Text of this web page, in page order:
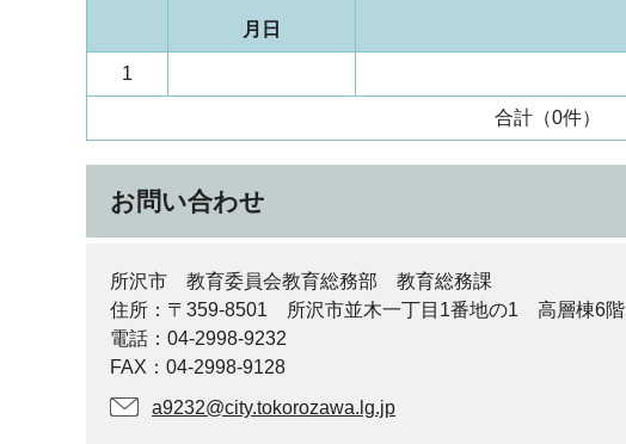
月日
1
合計（0件）
お問い合わせ
所沢市 教育委員会教育総務部 教育総務課
住所：〒359-8501 所沢市並木一丁目1番地の1 高層棟6階
電話：04-2998-9232
FAX：04-2998-9128
a9232@city.tokorozawa.lg.jp